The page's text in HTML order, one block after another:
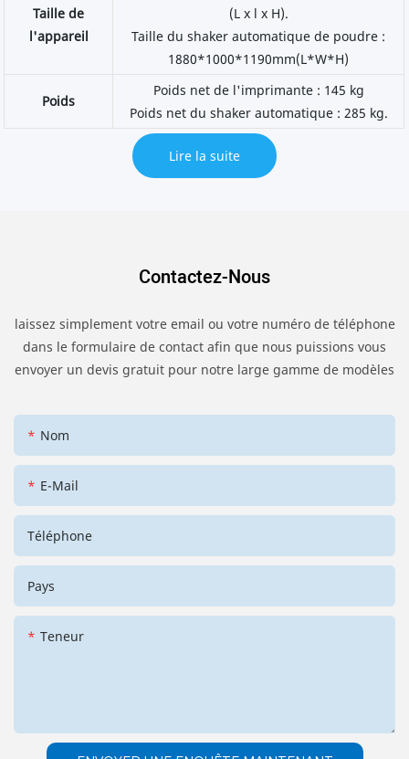
Taille de
l'appareil
(L x l x H).
Taille du shaker automatique de poudre :
1880*1000*1190mm(L*W*H)
Poids
Poids net de l'imprimante : 145 kg
Poids net du shaker automatique : 285 kg.
Lire la suite
Contactez-Nous
laissez simplement votre email ou votre numéro de téléphone
dans le formulaire de contact afin que nous puissions vous
envoyer un devis gratuit pour notre large gamme de modèles
Nom
E-Mail
Téléphone
Pays
Teneur